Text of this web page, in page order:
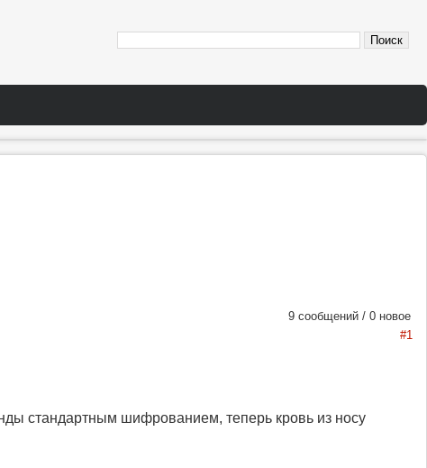
9 сообщений / 0 новое
#1
стандартным шифрованием, теперь кровь из носу